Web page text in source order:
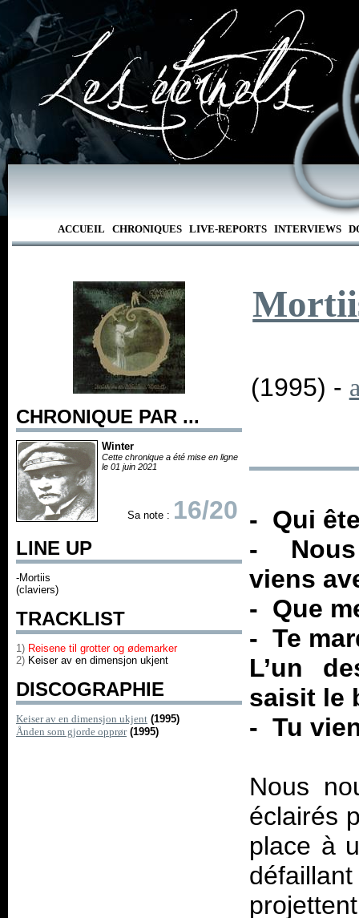
ACCUEIL CHRONIQUES LIVE-REPORTS INTERVIEWS
CHRONIQUE PAR ...
Winter
Cette chronique a été mise en ligne
le 01 juin 2021
Sa note : 16/20
LINE UP
-Mortiis
(claviers)
TRACKLIST
1) Reisene til grotter og ødemarker
2) Keiser av en dimensjon ukjent
DISCOGRAPHIE
Keiser av en dimensjon ukjent (1995)
Ånden som gjorde opprør (1995)
(1995) -
- Qui
- Nous
viens
- Que
- Te
L’un
saisit le
- Tu
Nous
éclairés
place à